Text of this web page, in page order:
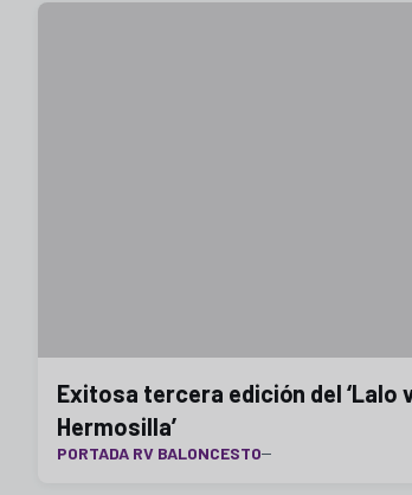
Exitosa tercera edición del ‘Lalo
Hermosilla’
PORTADA RV BALONCESTO